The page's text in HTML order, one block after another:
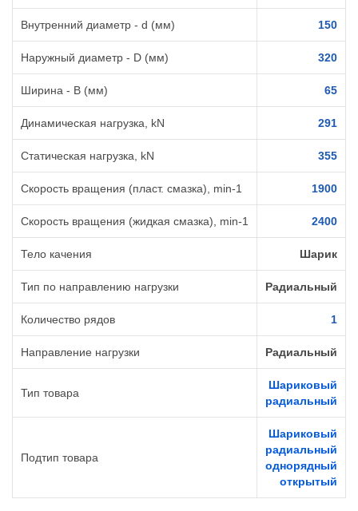
Внутренний диаметр - d (мм) 150
Наружный диаметр - D (мм) 320
Ширина - B (мм) 65
Динамическая нагрузка, kN 291
Статическая нагрузка, kN 355
Скорость вращения (пласт. смазка), min-1 1900
Скорость вращения (жидкая смазка), min-1 2400
Тело качения Шарик
Тип по направлению нагрузки Радиальный
Количество рядов 1
Направление нагрузки Радиальный
Тип товара
Шариковый
радиальный
Подтип товара
Шариковый
радиальный
однорядный
открытый